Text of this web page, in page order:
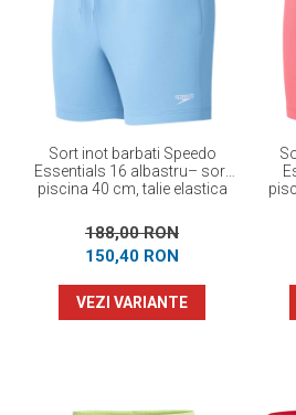
Sort inot barbati Speedo
Essentials 16 albastru– sort
piscina 40 cm, talie elastica
188,00 RON
150,40 RON
VEZI VARIANTE